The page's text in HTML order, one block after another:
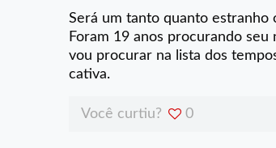
Será um tanto quanto estranho
Foram 19 anos procurando
vou procurar na lista dos
cativa.
Você curtiu? 0